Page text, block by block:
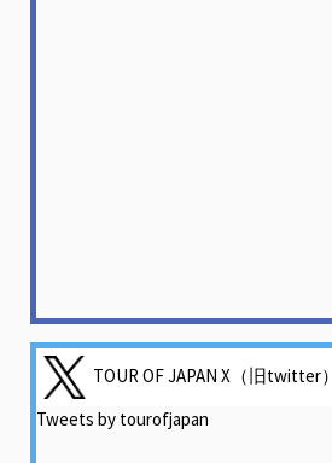
TOUR OF JAPAN X（旧twitter）
Tweets by tourofjapan